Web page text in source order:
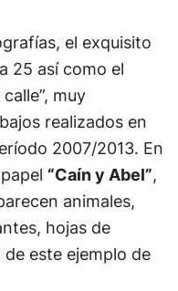
el exquisito
25 así como el
muy
realizados en
2007/2013. En
“Caín y Abel”,
animales,
hojas de
este ejemplo de